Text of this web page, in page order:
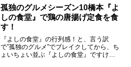
ったので、そんなもんなのかしら？みた
いに思って...
孤独のグルメシーズン10橋本『よ
しの食堂』で鶏の唐揚げ定食を食
す！
『よしの食堂』の行列感！と、言う訳
で”孤独のグルメ”でブレイクしてから、ち
ょいちょい並ぶ『よしの食堂』ですけれ